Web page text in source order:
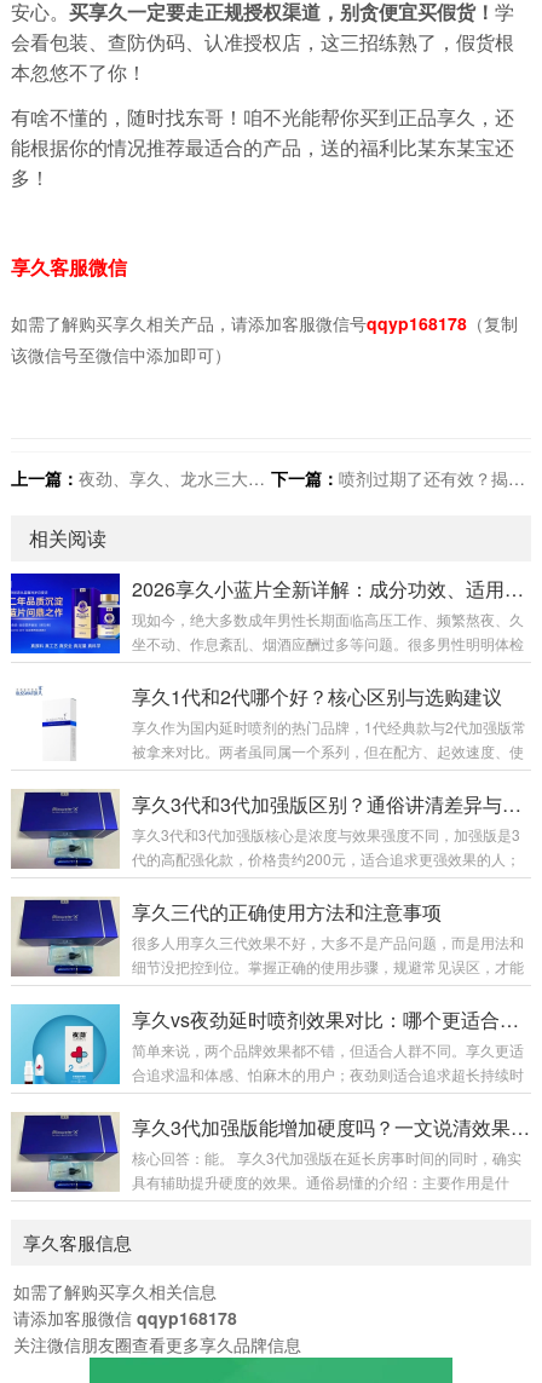
安心。 买享久一定要走正规授权渠道，别贪便宜买假货！ 学
会看包装、查防伪码、认准授权店，这三招练熟了，假货根
本忽悠不了你！
有啥不懂的，随时找东哥！咱不光能帮你买到正品享久，还
能根据你的情况推荐最适合的产品，送的福利比某东某宝还
多！
享久客服微信
如需了解购买享久相关产品，请添加客服微信号qqyp168178（复制
该微信号至微信中添加即可）
上一篇： 夜劲、享久、龙水三大延时喷剂怎么选？老用户实测帮你避坑 下一篇： 喷剂过期了还有效？揭秘享久3等产品“超期服役”的5大原因
相关阅读
2026享久小蓝片全新详解：成分功效、适用人群、官方售价及正确服用指南
现如今，绝大多数成年男性长期面临高压工作、频繁熬夜、久
坐不动、作息紊乱、烟酒应酬过多等问题。很多男性明明体检
各项指标正常，身体却出现精神萎靡、体能下降、房事耐力不
足、腰膝酸软、事后疲惫难恢复等隐性透支问题。市面上男性
滋补品见效慢、腥味重、吸收差。为此，专注男性健康养护多
年的知名品牌享久，2026年重磅推出全新新品——享久鹿茸血
为中国男性体质量身打造的国标特膳营养品，温...
享久1代和2代哪个好？核心区别与选购建议
享久作为国内延时喷剂的热门品牌，1代经典款与2代加强版常
被拿来对比。两者虽同属一个系列，但在配方、起效速度、使
用体感及性价比上差异明显，下面从多维度详细分析，帮你选
到适配需求的款式。先看基础定位与核心配方。享久1代是201
本成分，成分浓度适中，核心作用是初步降低敏感度，满足基
础延时需求。而2代2017年推出，是打响品牌知名度的关键
阳、肾精草等名贵草本，浓度更高、渗透力...
享久3代和3代加强版区别？通俗讲清差异与选购
享久3代和3代加强版核心是浓度与效果强度不同，加强版是3
代的高配强化款，价格贵约200元，适合追求更强效果的人；
标准版更温和，适合新手或日常使用。一、包装外观：一眼分
清3代标准版：纯蓝色礼盒，瓶子无“+”标识，整体简约。3代加
识度高。 二、成分浓度：加强版全面提升两者原料完全一样，
核心区别在浓度配比：加强版红高颗含量+30%、丁香+22%、
深，呈深褐...
享久三代的正确使用方法和注意事项
很多人用享久三代效果不好，大多不是产品问题，而是用法和
细节没把控到位。掌握正确的使用步骤，规避常见误区，才能
充分发挥产品效果，兼顾舒适体感与使用体验，下面给大家整
理了完整、接地气的实操用法和核心注意事项。一、标准使用
果。喷涂用量：常规单次喷涂 2 下，初次体质敏感者先用 1 下
试探。喷涂位置：对准龟头冠状沟部位均匀喷洒，避开尿道
到峰值。事前清洗：吸收完成后用清水...
享久vs夜劲延时喷剂效果对比：哪个更适合你？
简单来说，两个品牌效果都不错，但适合人群不同。享久更适
合追求温和体感、怕麻木的用户；夜劲则适合追求超长持续时
间、能接受稍强体感的用户。一、核心效果对比对比维度享久
夜劲主要成分丁香、达米阿那、人参、绿茶、淫羊藿等天然植
作用原理暂时降低龟头敏感度，同时添加增加快感的成分，实
现“一升一降”同样通过降低敏感度并增加快感成分来延长房事
享久3代加强版能增加硬度吗？一文说清效果与原理
核心回答：能。 享久3代加强版在延长房事时间的同时，确实
具有辅助提升硬度的效果。通俗易懂的介绍：主要作用是什
么？它是一款男性外用延时喷剂，核心功能是降低敏感度、延
藿、马鹿茸、人参等天然植物成分。这些成分在传统认知中
和勃起时的充盈感，从而在延时的基础上，让勃起状态更坚
挺、更有力。简单理解：它不只是让你“更持久”，还能让你在
过程中“状态更好”。使用感受如何？作为植物提取产品...
享久客服信息
如需了解购买享久相关信息
请添加客服微信 qqyp168178
关注微信朋友圈查看更多享久品牌信息